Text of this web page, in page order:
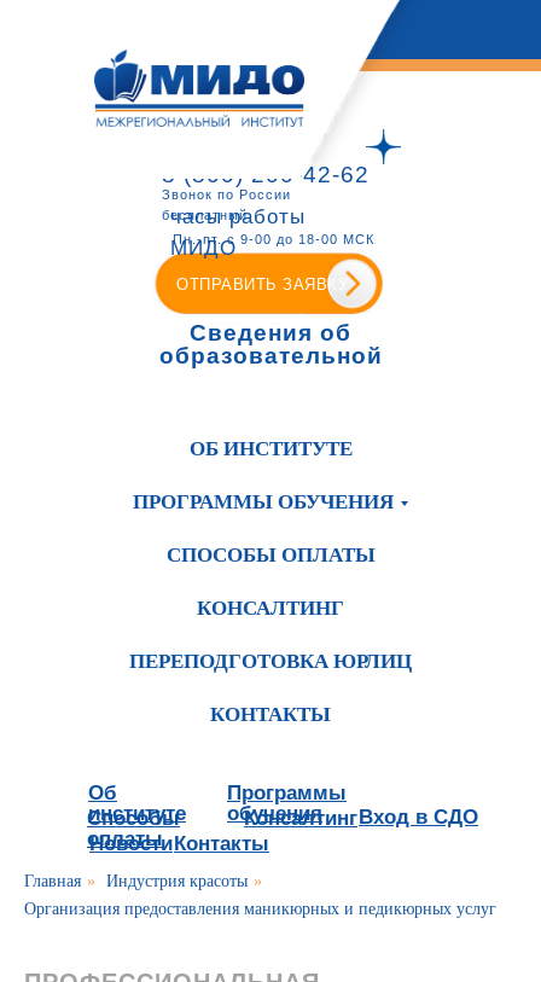
8 (800) 200-42-62
Звонок по России
бесплатный
ОТПРАВИТЬ ЗАЯВКУ
часы работы
МИДО
Пн.-пт. с 9-00 до 18-00 МСК
Сведения об
образовательной
ОБ ИНСТИТУТЕ
ПРОГРАММЫ ОБУЧЕНИЯ
СПОСОБЫ ОПЛАТЫ
КОНСАЛТИНГ
ПЕРЕПОДГОТОВКА ЮРЛИЦ
КОНТАКТЫ
Об
институте
Программы
обучения
Способы
оплаты
Консалтинг
Новости
Вход в СДО
Контакты
Главная » Индустрия красоты »
Организация предоставления маникюрных и педикюрных услуг